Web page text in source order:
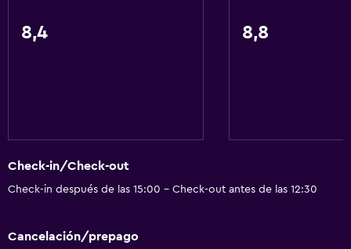
8,4 8,8
Check-in/Check-out
Check-in después de las 15:00 - Check-out antes de las 12:30
Cancelación/prepago